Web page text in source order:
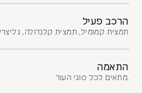
הרכב פעיל
תמצית קמומיל, תמצית קלנדולה,
התאמה